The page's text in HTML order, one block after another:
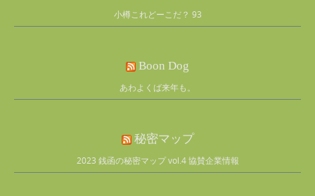
小樽これどーこだ？ 93
Boon Dog
あわよくば来年も。
秘密マップ
2023 銭函の秘密マップ vol.4 協賛企業情報